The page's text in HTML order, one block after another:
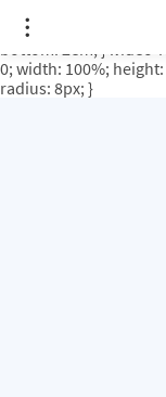
.video-rituale {
ratio */ height: 0;
bottom: 2em; }
0; width: 100%;
radius: 8px; }